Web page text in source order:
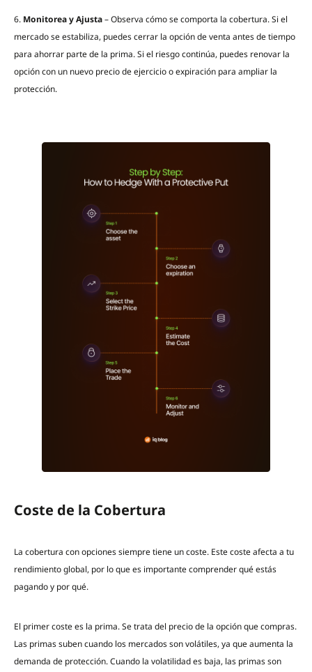
6. Monitorea y Ajusta– Observa cómo se comporta la cobertura. Si el
mercado se estabiliza, puedes cerrar la opción de venta antes de tiempo
para ahorrar parte de la prima. Si el riesgo continúa, puedes renovar la
opción con un nuevo precio de ejercicio o expiración para ampliar la
protección.
Coste de la Cobertura
La cobertura con opciones siempre tiene un coste. Este coste afecta a tu
rendimiento global, por lo que es importante comprender qué estás
pagando y por qué.
El primer coste es la prima. Se trata del precio de la opción que compras.
Las primas suben cuando los mercados son volátiles, ya que aumenta la
demanda de protección. Cuando la volatilidad es baja, las primas son